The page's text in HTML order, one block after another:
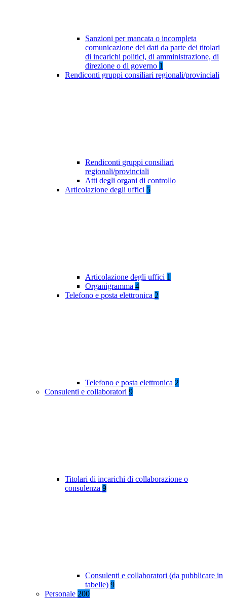
Sanzioni per mancata o incompleta
comunicazione dei dati da parte dei titolari
di incarichi politici, di amministrazione, di
direzione o di governo 1
Rendiconti gruppi consiliari regionali/provinciali
Rendiconti gruppi consiliari
regionali/provinciali
Atti degli organi di controllo
Articolazione degli uffici 5
Articolazione degli uffici 1
Organigramma 4
Telefono e posta elettronica 2
Telefono e posta elettronica 2
Consulenti e collaboratori 9
Titolari di incarichi di collaborazione o
consulenza 9
Consulenti e collaboratori (da pubblicare in
tabelle) 9
Personale 200